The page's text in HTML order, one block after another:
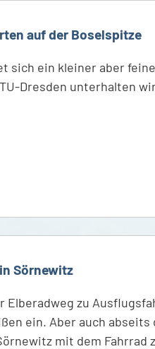
auf der Boselspitze
sich ein kleiner aber
Dresden unterhalten
Sörnewitz
Elberadweg zu
ein. Aber auch
mit dem Fahrrad